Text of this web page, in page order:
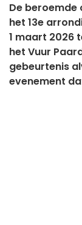
De beroemde
het 13e
1 maart 2026
het Vuur
gebeurtenis
evenement